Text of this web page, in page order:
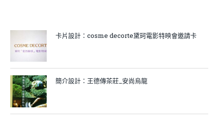
卡片設計：cosme decorte黛珂電影特映會邀請卡
簡介設計：王德傳茶莊_安尚烏龍